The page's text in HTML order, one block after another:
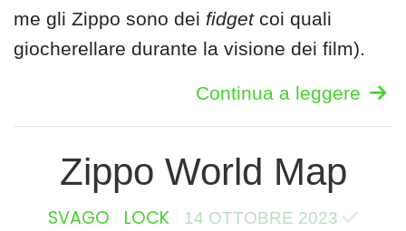
me gli Zippo sono dei fidgetcoi quali
giocherellare durante la visione dei film).
Continua a leggere
Zippo World Map
SVAGO LOCK 14 OTTOBRE 2023